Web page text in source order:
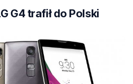
G4 trafił do Polski